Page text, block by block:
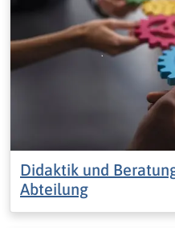
Didaktik und
Abteilung